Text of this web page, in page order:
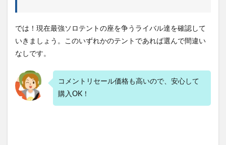
では！現在最強ソロテントの座を争うライバル達を確認して
いきましょう。このいずれかのテントであれば選んで間違い
なしです。
コメントリセール価格も高いので、安心して
購入OK！